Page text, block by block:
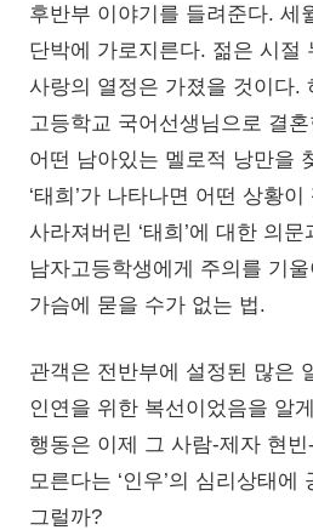
후반부 이야기를 들려준다. 세
단박에 가로지른다. 젊은 시절
사랑의 열정은 가졌을 것이다.
고등학교 국어선생님으로 결
어떤 남아있는 멜로적 낭만을
‘태희’가 나타나면 어떤 상황
사라져버린 ‘태희’에 대한 의
남자고등학생에게 주의를 기
가슴에 묻을 수가 없는 법.
관객은 전반부에 설정된 많은
인연을 위한 복선이었음을 알
행동은 이제 그 사람-제자 현빈
모른다는 ‘인우’의 심리상태에
그럴까?